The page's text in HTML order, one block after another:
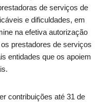
de serviços de
e dificuldades, em
na efetiva autorização
prestadores de serviços
entidades que os apoiem
contribuições até 31 de